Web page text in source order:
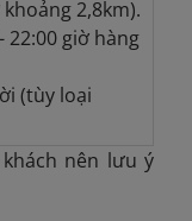
2,8km).
22:00 giờ hàng
(tùy loại
nên lưu ý